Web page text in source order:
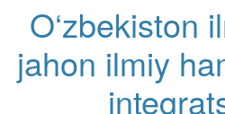
O‘zbekiston
jahon ilmiy